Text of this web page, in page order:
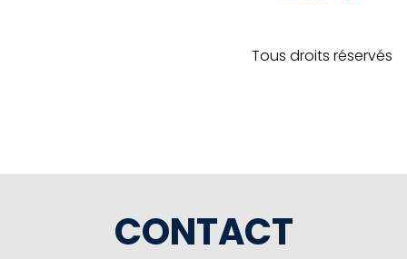
Tous droits réservés
CONTACT